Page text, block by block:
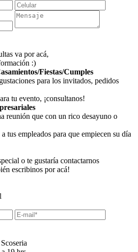
va por acá,
:)
Fiestas/Cumples
para los invitados, pedidos
tu evento, ¡consultanos!
reunión que con un rico desayuno o
tus empleados para que empiecen su día
o te gustaría contactarnos
escribinos por acá!